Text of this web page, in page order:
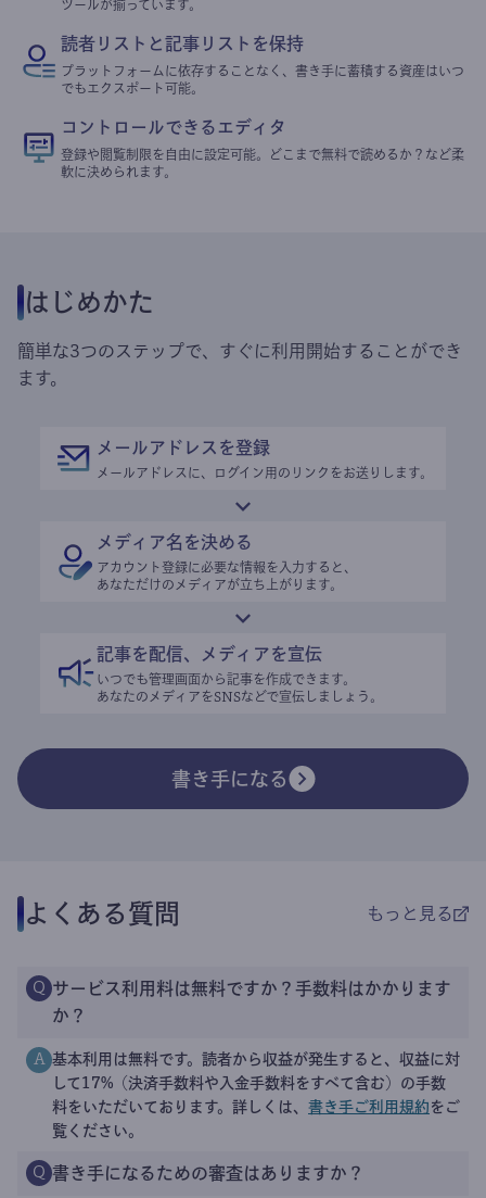
ツールが揃っています。
読者リストと記事リストを保持
プラットフォームに依存することなく、書き手に蓄積する資産はいつ
でもエクスポート可能。
コントロールできるエディタ
登録や閲覧制限を自由に設定可能。どこまで無料で読めるか？など柔
軟に決められます。
はじめかた
簡単な3つのステップで、すぐに利用開始することができ
ます。
メールアドレスを登録
メールアドレスに、ログイン用のリンクをお送りします。
メディア名を決める
アカウント登録に必要な情報を入力すると、
あなただけのメディアが立ち上がります。
記事を配信、メディアを宣伝
いつでも管理画面から記事を作成できます。
あなたのメディアをSNSなどで宣伝しましょう。
書き手になる
よくある質問 もっと見る
Q サービス利用料は無料ですか？手数料はかかります
か？
A 基本利用は無料です。読者から収益が発生すると、収益に対
して17%（決済手数料や入金手数料をすべて含む）の手数
料をいただいております。詳しくは、 書き手ご利用規約 をご
覧ください。
Q 書き手になるための審査はありますか？